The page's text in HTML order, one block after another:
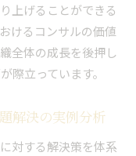
者性が信頼を生む
トレンドと戦略立
と成長実感
上げることができる
けるコンサルの価値
全体の成長を後押し
際立っています。
解決の実例分析
対する解決策を体系